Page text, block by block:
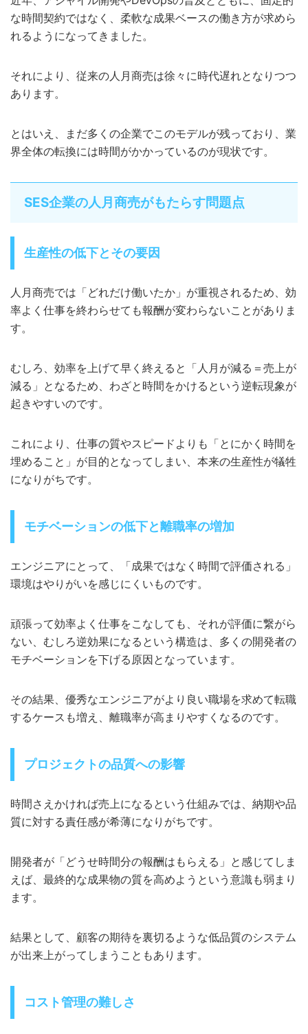
な時間契約ではなく、柔軟な成果ベースの働き方が求めら
れるようになってきました。
それにより、従来の人月商売は徐々に時代遅れとなりつつ
あります。
とはいえ、まだ多くの企業でこのモデルが残っており、業
界全体の転換には時間がかかっているのが現状です。
SES企業の人月商売がもたらす問題点
生産性の低下とその要因
人月商売では「どれだけ働いたか」が重視されるため、効
率よく仕事を終わらせても報酬が変わらないことがありま
す。
むしろ、効率を上げて早く終えると「人月が減る＝売上が
減る」となるため、わざと時間をかけるという逆転現象が
起きやすいのです。
これにより、仕事の質やスピードよりも「とにかく時間を
埋めること」が目的となってしまい、本来の生産性が犠牲
になりがちです。
モチベーションの低下と離職率の増加
エンジニアにとって、「成果ではなく時間で評価される」
環境はやりがいを感じにくいものです。
頑張って効率よく仕事をこなしても、それが評価に繋がら
ない、むしろ逆効果になるという構造は、多くの開発者の
モチベーションを下げる原因となっています。
その結果、優秀なエンジニアがより良い職場を求めて転職
するケースも増え、離職率が高まりやすくなるのです。
プロジェクトの品質への影響
時間さえかければ売上になるという仕組みでは、納期や品
質に対する責任感が希薄になりがちです。
開発者が「どうせ時間分の報酬はもらえる」と感じてしま
えば、最終的な成果物の質を高めようという意識も弱まり
ます。
結果として、顧客の期待を裏切るような低品質のシステム
が出来上がってしまうこともあります。
コスト管理の難しさ